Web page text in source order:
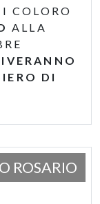
COLORO
ALLA
DI
ROSARIO